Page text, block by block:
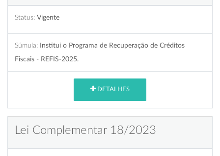
Status: Vigente
Súmula: Institui o Programa de Recuperação de Créditos
Fiscais - REFIS-2025.
DETALHES
Lei Complementar 18/2023